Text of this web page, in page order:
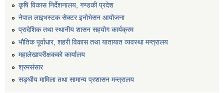
कृषि विकास निर्देशनालय, गण्डकी प्रदेश
नेपाल लाइभस्टक सेक्टर इनोभेसन आयोजना
प्रादेशिक तथा स्थानीय शासन सहयोग कार्यक्रम
भौतिक पूर्वाधार, शहरी विकास तथा यातायात व्यवस्था मन्त्रालय
महालेखापरीक्षकको कार्यालय
श्रमसंसार
सङ्घीय मामिला तथा सामान्य प्रशासन मन्त्रालय